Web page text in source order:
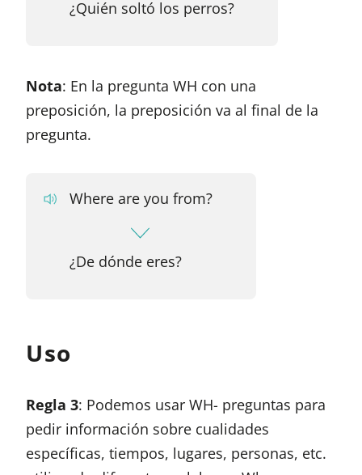
¿Quién soltó los perros?
Nota: En la pregunta WH con una
preposición, la preposición va al final de la
pregunta.
Where are you from?
¿De dónde eres?
Uso
Regla 3: Podemos usar WH- preguntas para
pedir información sobre cualidades
específicas, tiempos, lugares, personas, etc.